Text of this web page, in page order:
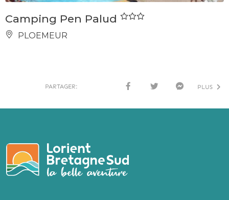
Camping Pen Palud
PLOEMEUR
PARTAGER:
BOO
TTER
ENG
PLUS